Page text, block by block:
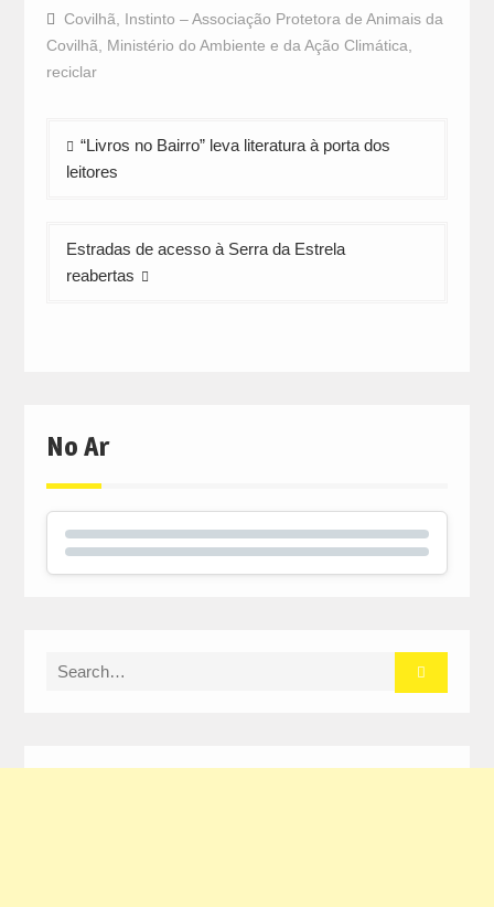
Facebook
(Opens
in
new
window)
WhatsApp
(Opens
in
new
Twitter
(Opens
in
new
Covilhã
Instinto – Associação Protetora de Animais da
Covilhã
Ministério do Ambiente e da Ação Climática
reciclar
Navegação
de
“Livros no Bairro” leva literatura à porta dos
leitores
Estradas de acesso à Serra da Estrela
reabertas
No Ar
Search